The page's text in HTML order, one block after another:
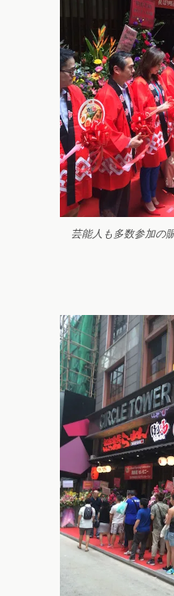
芸能人も多数参加の